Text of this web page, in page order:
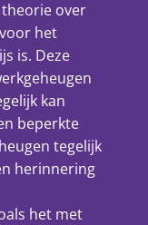
over
het
is. Deze
kan
beperkte
tegelijk
herinnering
het met